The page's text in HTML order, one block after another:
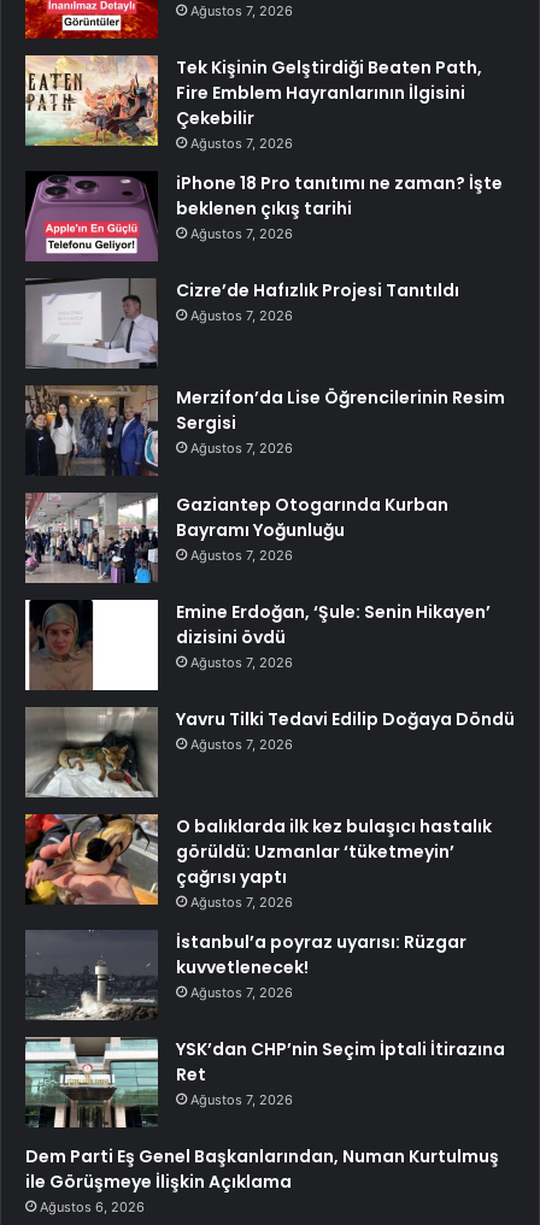
Ağustos 7, 2026
Tek Kişinin Gelştirdiği Beaten Path,
Fire Emblem Hayranlarının İlgisini
Çekebilir
Ağustos 7, 2026
iPhone 18 Pro tanıtımı ne zaman? İşte
beklenen çıkış tarihi
Ağustos 7, 2026
Cizre’de Hafızlık Projesi Tanıtıldı
Ağustos 7, 2026
Merzifon’da Lise Öğrencilerinin Resim
Sergisi
Ağustos 7, 2026
Gaziantep Otogarında Kurban
Bayramı Yoğunluğu
Ağustos 7, 2026
Emine Erdoğan, ‘Şule: Senin Hikayen’
dizisini övdü
Ağustos 7, 2026
Yavru Tilki Tedavi Edilip Doğaya Döndü
Ağustos 7, 2026
O balıklarda ilk kez bulaşıcı hastalık
görüldü: Uzmanlar ‘tüketmeyin’
çağrısı yaptı
Ağustos 7, 2026
İstanbul’a poyraz uyarısı: Rüzgar
kuvvetlenecek!
Ağustos 7, 2026
YSK’dan CHP’nin Seçim İptali İtirazına
Ret
Ağustos 7, 2026
Dem Parti Eş Genel Başkanlarından, Numan Kurtulmuş
ile Görüşmeye İlişkin Açıklama
Ağustos 6, 2026